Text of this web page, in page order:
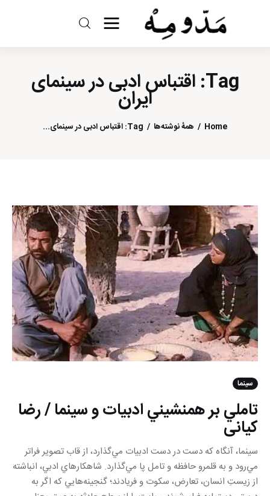
Tag: اقتباس ادبی در سینمای
ایران
Home همهٔ نوشته‌ها Tag: اقتباس ادبی در سینمای...
مد و مه
ادبیات
درباره ما
سینما
تاملي بر همنشيني ادبيات و سينما / رضا
کیانی
سينما، آنگاه كه دست در دست ادبيات مي‌گذارد، از قاب تصوير فراتر
مي‌رود و به قلمرو حافظه و تامل پا مي‌گذارد. شاهكارهاي ادبي، انباشته
از زيستِ انسان، تعارض، سكوت و فريادند؛ گنجينه‌هايي كه اگر به